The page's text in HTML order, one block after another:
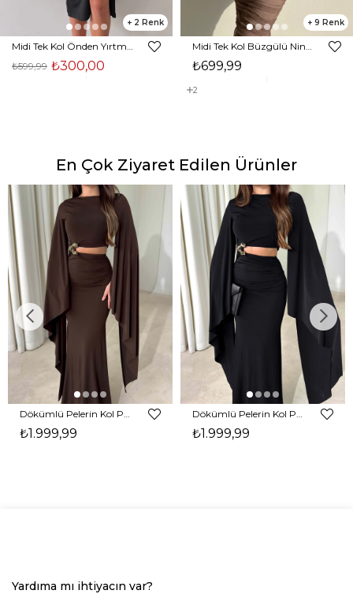
2
₺300,00
₺599,99
9
₺699,99
2
En Çok Ziyaret Edilen Ürünler
₺1.999,99 ₺1.999,99
Yardıma mı ihtiyacın var?